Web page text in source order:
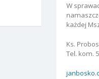
W
każdej
Ks.
Tel. kom.